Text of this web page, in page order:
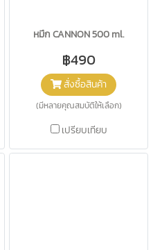
หมึก CANNON 500 ml.
฿490
สั่งซื้อสินค้า
(มีหลายคุณสมบัติให้เลือก)
เปรียบเทียบ